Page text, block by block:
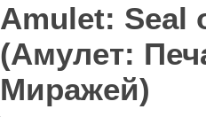
Amulet: Seal
(Амулет:
Миражей)